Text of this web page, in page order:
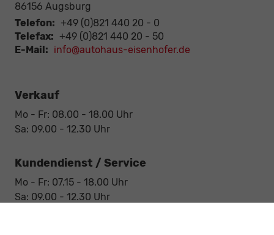
86156 Augsburg
Telefon: +49 (0)821 440 20 - 0
Telefax: +49 (0)821 440 20 - 50
E-Mail: info@autohaus-eisenhofer.de
Verkauf
Mo - Fr: 08.00 - 18.00 Uhr
Sa: 09.00 - 12.30 Uhr
Kundendienst / Service
Mo - Fr: 07.15 - 18.00 Uhr
Sa: 09.00 - 12.30 Uhr